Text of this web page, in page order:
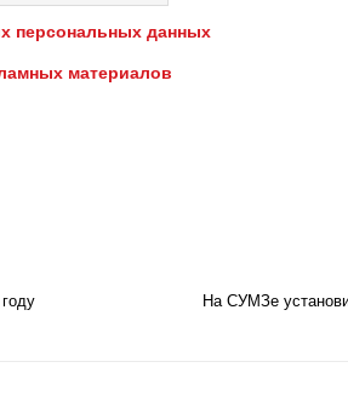
персональных данных
материалов
На СУМЗе